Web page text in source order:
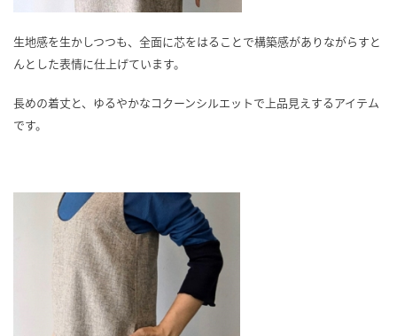
生地感を生かしつつも、全面に芯をはることで構築感がありながらすと
んとした表情に仕上げています。
長めの着丈と、ゆるやかなコクーンシルエットで上品見えするアイテム
です。